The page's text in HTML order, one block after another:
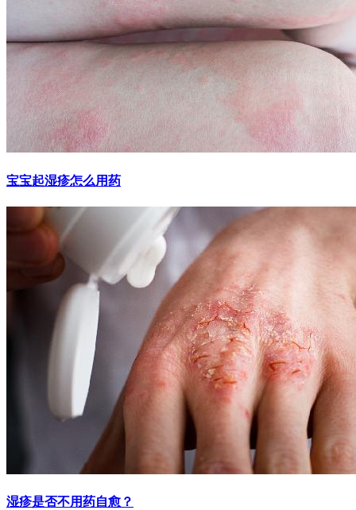
宝宝起湿疹怎么用药
湿疹是否不用药自愈？